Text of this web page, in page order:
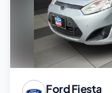
FordFiesta